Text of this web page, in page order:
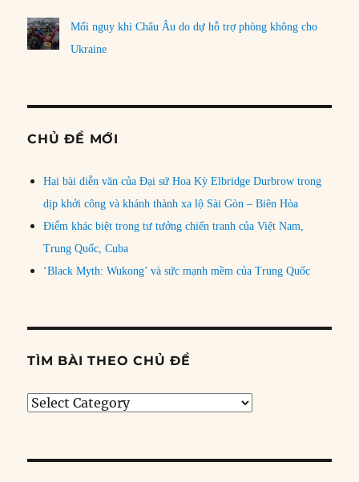
Mối nguy khi Châu Âu do dự hỗ trợ phòng không cho
Ukraine
CHỦ ĐỀ MỚI
Hai bài diễn văn của Đại sứ Hoa Kỳ Elbridge Durbrow trong
dịp khởi công và khánh thành xa lộ Sài Gòn – Biên Hòa
Điểm khác biệt trong tư tưởng chiến tranh của Việt Nam,
Trung Quốc, Cuba
‘Black Myth: Wukong’ và sức mạnh mềm của Trung Quốc
TÌM BÀI THEO CHỦ ĐỀ
Tìm